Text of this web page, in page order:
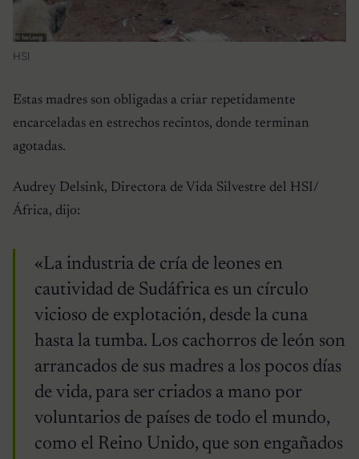
HSI
Estas madres son obligadas a criar repetidamente
encarceladas en estrechos recintos, donde terminan
agotadas.
Audrey Delsink, Directora de Vida Silvestre del HSI/
África, dijo:
«La industria de cría de leones en
cautividad de Sudáfrica es un círculo
vicioso de explotación, desde la cuna
hasta la tumba. Los cachorros de león son
arrancados de sus madres a los pocos días
de vida, para ser criados a mano por
voluntarios de países de todo el mundo,
como el Reino Unido, que son engañados